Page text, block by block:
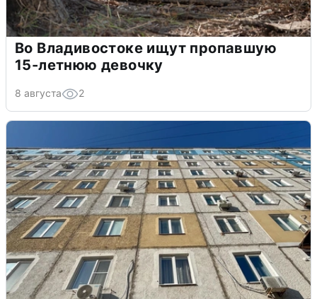
Во Владивостоке ищут пропавшую
15-летнюю девочку
8 августа 2